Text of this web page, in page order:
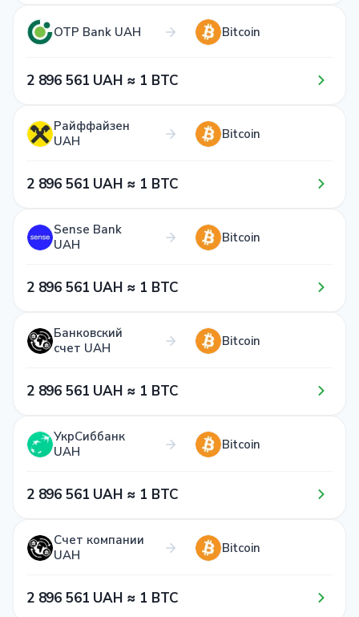
OTP Bank UAH Bitcoin
2​ 8​9​6​ 5​6​1​ UAH ≈ 1​ BTC
Райффайзен
UAH
Bitcoin
2​ 8​9​6​ 5​6​1​ UAH ≈ 1​ BTC
Sense Bank
UAH
Bitcoin
2​ 8​9​6​ 5​6​1​ UAH ≈ 1​ BTC
Банковский
счет UAH
Bitcoin
2​ 8​9​6​ 5​6​1​ UAH ≈ 1​ BTC
УкрСиббанк
UAH
Bitcoin
2​ 8​9​6​ 5​6​1​ UAH ≈ 1​ BTC
Счет компании
UAH
Bitcoin
2​ 8​9​6​ 5​6​1​ UAH ≈ 1​ BTC